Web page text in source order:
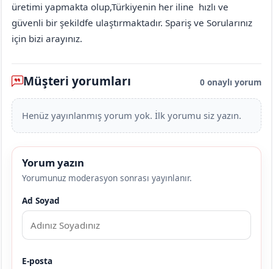
üretimi yapmakta olup,Türkiyenin her iline hızlı ve
güvenli bir şekildfe ulaştırmaktadır. Spariş ve Sorularınız
için bizi arayınız.
Müşteri yorumları 0 onaylı yorum
Henüz yayınlanmış yorum yok. İlk yorumu siz yazın.
Yorum yazın
Yorumunuz moderasyon sonrası yayınlanır.
Ad Soyad
E-posta